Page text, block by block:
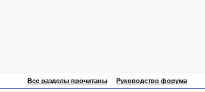
Все разделы прочитаны Руководство форума